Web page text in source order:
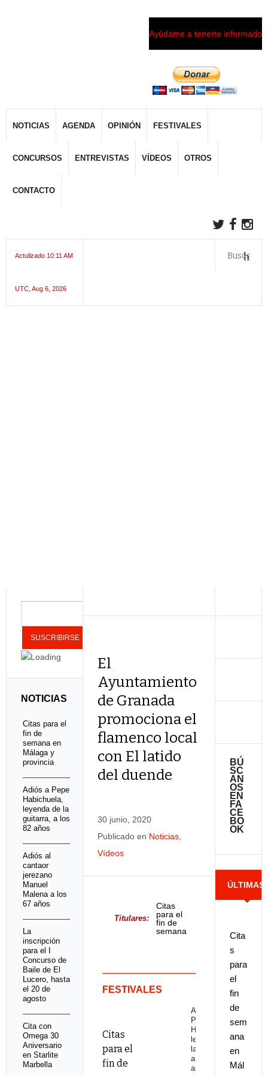
Ayúdame a tenerte informado
NOTICIAS AGENDA OPINIÓN FESTIVALES
CONCURSOS ENTREVISTAS VÍDEOS OTROS
CONTACTO
Actulizado 10:11 AM
UTC, Aug 6, 2026
El
Ayuntamiento
de Granada
promociona el
flamenco local
con El latido
del duende
30 junio, 2020
Publicado en Noticias
Vídeos
Titulares:
Citas
para el
fin de
semana
FESTIVALES
Citas
para el
fin de
Adiós a
Pepe
Habichuela,
leyenda de
la guitarra,
a los 82
años
BÚ
SC
AN
OS
EN
FA
CE
BO
OK
ÚLTIMAS
Cita
s
para
el
fin
de
sem
ana
en
Mál
NOTICIAS
Citas para el
fin de
semana en
Málaga y
provincia
Adiós a Pepe
Habichuela,
leyenda de la
guitarra, a los
82 años
Adiós al
cantaor
jerezano
Manuel
Malena a los
67 años
La
inscripción
para el I
Concurso de
Baile de El
Lucero, hasta
el 20 de
agosto
Cita con
Omega 30
Aniversario
en Starlite
Marbella